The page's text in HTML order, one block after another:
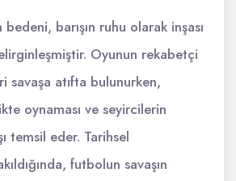
barışın ruhu olarak inşası
Oyunun rekabetçi
savaşa atıfta bulunurken,
oynaması ve seyircilerin
temsil eder. Tarihsel
futbolun savaşın